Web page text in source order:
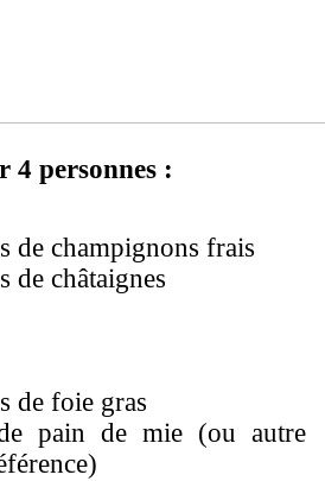
4 personnes :
de champignons frais
de châtaignes
de foie gras
pain de mie (ou autre